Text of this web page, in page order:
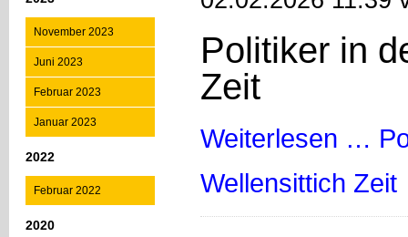
November 2023
Juni 2023
Februar 2023
Januar 2023
2022
Februar 2022
2020
Politiker in
Zeit
Weiterlesen …
Wellensittich Zeit